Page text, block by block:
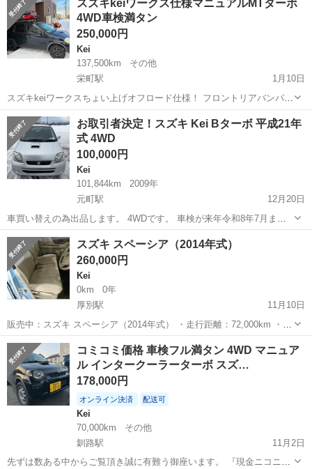
のと高級感あります フル満タン車検です 4WD乗り出し可能です ご購
入希望の方はご購...
スズキkeiワークス仕様マニュアルMTターボ
4WD車検満タン
250,000円
Kei
137,500km
その他
栄町駅
1月10日
スズキkeiワークスちょい上げオフロード仕様！ フロントリアバンパー
カットでちょい上げオフ仕様！ 平成15年の車体で137500キロ 車検は
R10年1月30まであります。 ホイールやリヤウィングからワークスルッ
クです。 Bタ...
北海道 札幌市 栄町駅 ワークス
お取引者決定！スズキ Kei Bターボ 平成21年
式 4WD
100,000円
Kei
101,844km
2009年
元町駅
12月20日
車買い替えの為出品します。 4WDです。 車検が来年令和8年7月まで
になります。 走行距離は101844です。 少し距離は伸びます。 タイミ
ングチェーン式の為交換不要です！ サビ、傷、排気音漏れあります。
その他経年相当のダ...
北海道 札幌市 元町駅 エンジン
スズキ スペーシア（2014年式）
260,000円
Kei
0km
0年
厚別駅
11月10日
販売中：スズキ スペーシア（2014年式） ・走行距離：72,000km ・車
検：2年間有効 ・駆動方式：4WD（北海道の冬に最適） ・スタッドレ
スタイヤ付き、または装着可能 名義変更サービス：も可能 廃車後の買
い取りも可...
北海道 札幌市 Kei スペーシア
コミコミ価格 車検フル満タン 4WD マニュア
ル インタークーラーターボ スズ…
178,000円
オンライン決済 配送可
Kei
70,000km
その他
釧路駅
11月2日
先ずは数ある中からご覧頂き誠に有難う御座います。 『現金ニコニコ